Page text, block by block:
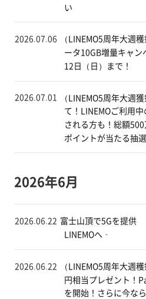
い
2026.07.06
（LINEMO5周年大週
ータ10GB増量キャ
12日（日）まで！
2026.07.01
（LINEMO5周年大週
て！LINEMOご利用
される方も！総額
ポイントが当たる抽
2026年6月
2026.06.22 富士山頂で5Gを提供
LINEMOへ‐
2026.06.22
（LINEMO5周年大週
円相当プレゼント！
を開始！さらに今な